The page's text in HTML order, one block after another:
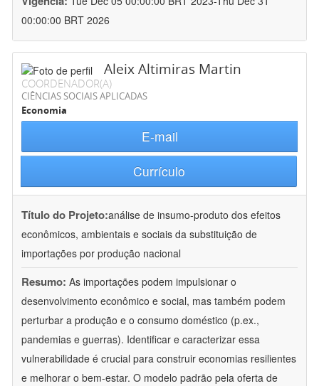
00:00:00 BRT 2026
Aleix Altimiras Martin
COORDENADOR(A)
CIÊNCIAS SOCIAIS APLICADAS
Economia
E-mail
Currículo
Título do Projeto:análise de insumo-produto dos efeitos
econômicos, ambientais e sociais da substituição de
importações por produção nacional
Resumo: As importações podem impulsionar o
desenvolvimento econômico e social, mas também podem
perturbar a produção e o consumo doméstico (p.ex.,
pandemias e guerras). Identificar e caracterizar essa
vulnerabilidade é crucial para construir economias resilientes
e melhorar o bem-estar. O modelo padrão pela oferta de